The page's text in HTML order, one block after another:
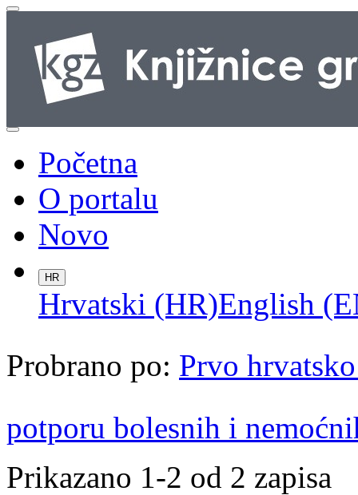
Početna
O portalu
Novo
HR
Hrvatski (HR)English
Probrano po: Prvo
potporu bolesnih i
Prikazano 1-2 od 2 zapisa